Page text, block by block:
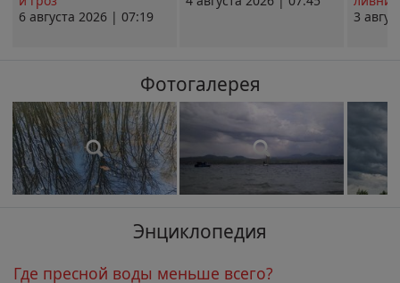
6 августа 2026 | 07:19
3
Фотогалерея
Энциклопедия
Где пресной воды меньше всего?